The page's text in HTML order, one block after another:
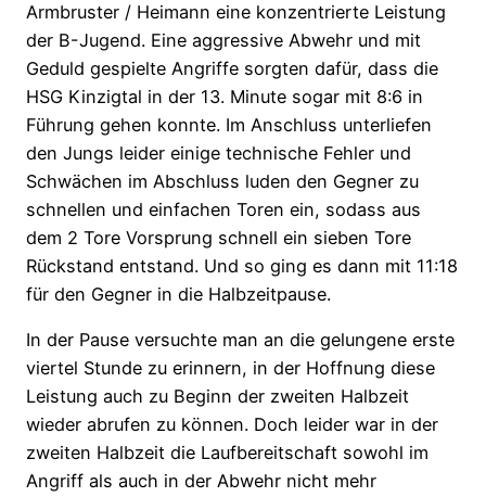
Armbruster / Heimann eine konzentrierte Leistung
der B-Jugend. Eine aggressive Abwehr und mit
Geduld gespielte Angriffe sorgten dafür, dass die
HSG Kinzigtal in der 13. Minute sogar mit 8:6 in
Führung gehen konnte. Im Anschluss unterliefen
den Jungs leider einige technische Fehler und
Schwächen im Abschluss luden den Gegner zu
schnellen und einfachen Toren ein, sodass aus
dem 2 Tore Vorsprung schnell ein sieben Tore
Rückstand entstand. Und so ging es dann mit 11:18
für den Gegner in die Halbzeitpause.
In der Pause versuchte man an die gelungene erste
viertel Stunde zu erinnern, in der Hoffnung diese
Leistung auch zu Beginn der zweiten Halbzeit
wieder abrufen zu können. Doch leider war in der
zweiten Halbzeit die Laufbereitschaft sowohl im
Angriff als auch in der Abwehr nicht mehr